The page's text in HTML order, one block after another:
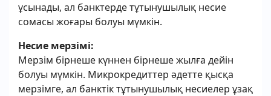
ұсынады, ал банктерде тұтынушылық несие
сомасы жоғары болуы мүмкін.
Несие мерзімі:
Мерзім бірнеше күннен бірнеше жылға дейін
болуы мүмкін. Микрокредиттер әдетте қысқа
мерзімге, ал банктік тұтынушылық несиелер ұзақ